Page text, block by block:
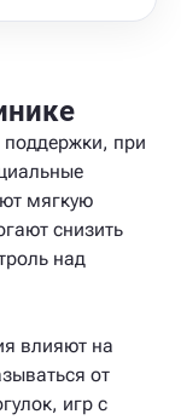
при
мягкую
снизить
над
влияют на
от
игр с